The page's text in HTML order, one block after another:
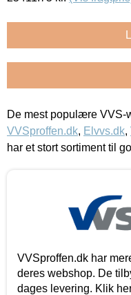
De mest populære VVS-
VVSproffen.dk, Elvvs.dk,
har et stort sortiment til
VVSproffen.dk har
deres webshop. De
dages levering. Klik